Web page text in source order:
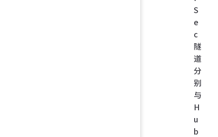
S
e
c
隧
道
分
别
与
H
u
b